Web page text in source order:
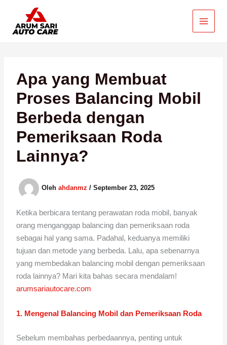
konten
Apa yang Membuat
Proses Balancing Mobil
Berbeda dengan
Pemeriksaan Roda
Lainnya?
Olehahdanmz/September 23, 2025
Ketika berbicara tentang perawatan roda mobil, banyak
orang menganggap balancing dan pemeriksaan roda
sebagai hal yang sama. Padahal, keduanya memiliki
tujuan dan metode yang berbeda. Lalu, apa sebenarnya
yang membedakan balancing mobil dengan pemeriksaan
roda lainnya? Mari kita bahas secara mendalam!
arumsariautocare.com
1. Mengenal Balancing Mobil dan Pemeriksaan Roda
Sebelum membahas perbedaannya, penting untuk